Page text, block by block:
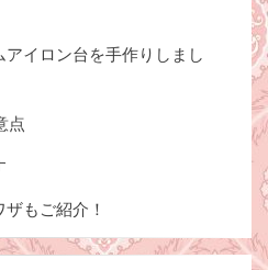
イロン台を手作りしまし
点
もご紹介！